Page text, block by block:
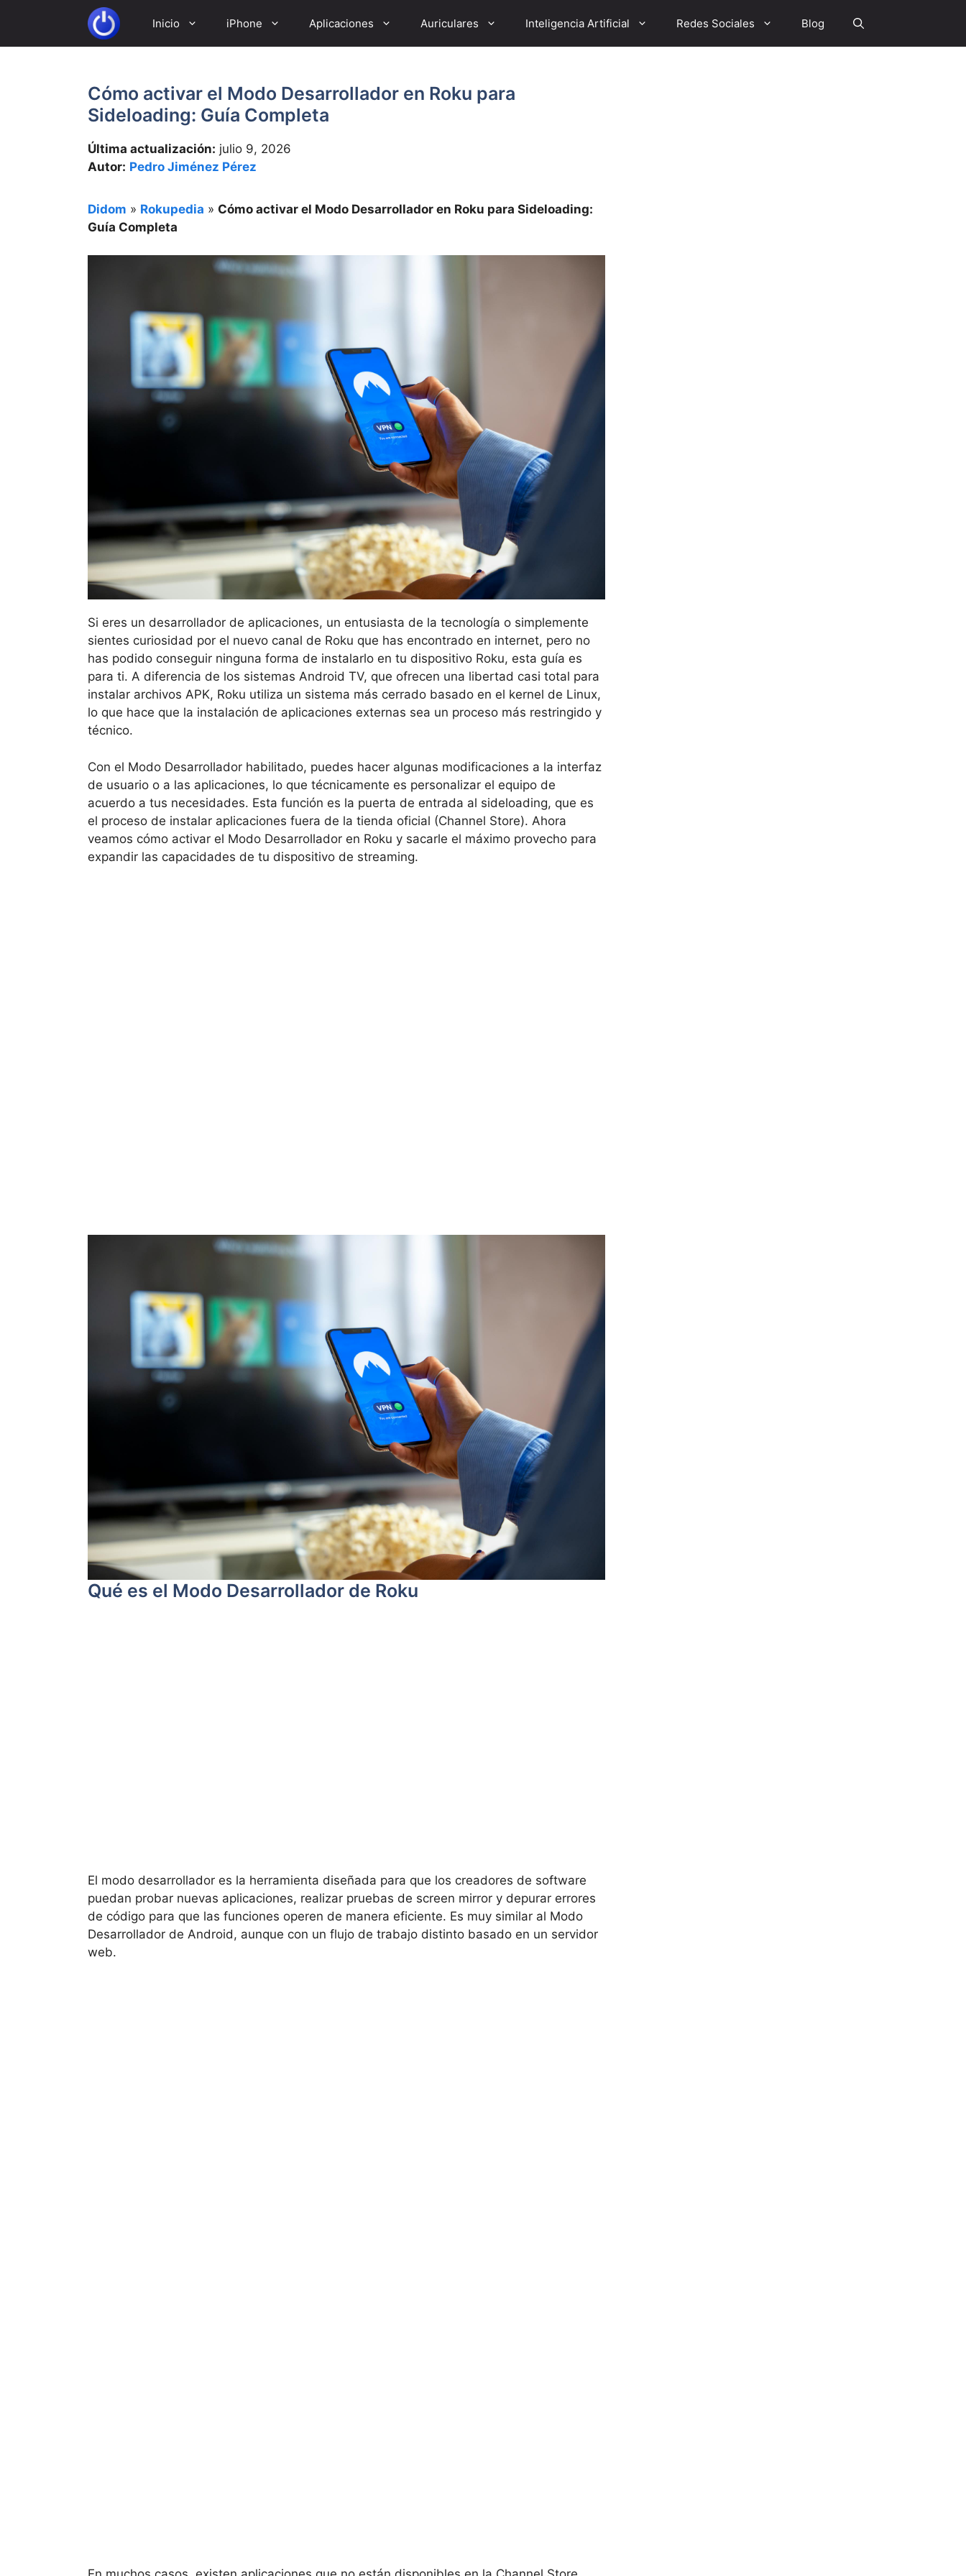
contenido
Inicio iPhone Aplicaciones Auriculares Inteligencia Artificial Redes Sociales Blog
Cómo activar el Modo Desarrollador en Roku para
Sideloading: Guía Completa
Última actualización: julio 9, 2026
Autor: Pedro Jiménez Pérez
Didom » Rokupedia » Cómo activar el Modo Desarrollador en Roku para Sideloading:
Guía Completa
Si eres un desarrollador de aplicaciones, un entusiasta de la tecnología o simplemente
sientes curiosidad por el nuevo canal de Roku que has encontrado en internet, pero no
has podido conseguir ninguna forma de instalarlo en tu dispositivo Roku, esta guía es
para ti. A diferencia de los sistemas Android TV, que ofrecen una libertad casi total para
instalar archivos APK, Roku utiliza un sistema más cerrado basado en el kernel de Linux,
lo que hace que la instalación de aplicaciones externas sea un proceso más restringido y
técnico.
Con el Modo Desarrollador habilitado, puedes hacer algunas modificaciones a la interfaz
de usuario o a las aplicaciones, lo que técnicamente es personalizar el equipo de
acuerdo a tus necesidades. Esta función es la puerta de entrada al sideloading, que es
el proceso de instalar aplicaciones fuera de la tienda oficial (Channel Store). Ahora
veamos cómo activar el Modo Desarrollador en Roku y sacarle el máximo provecho para
expandir las capacidades de tu dispositivo de streaming.
Qué es el Modo Desarrollador de Roku
El modo desarrollador es la herramienta diseñada para que los creadores de software
puedan probar nuevas aplicaciones, realizar pruebas de screen mirror y depurar errores
de código para que las funciones operen de manera eficiente. Es muy similar al Modo
Desarrollador de Android, aunque con un flujo de trabajo distinto basado en un servidor
web.